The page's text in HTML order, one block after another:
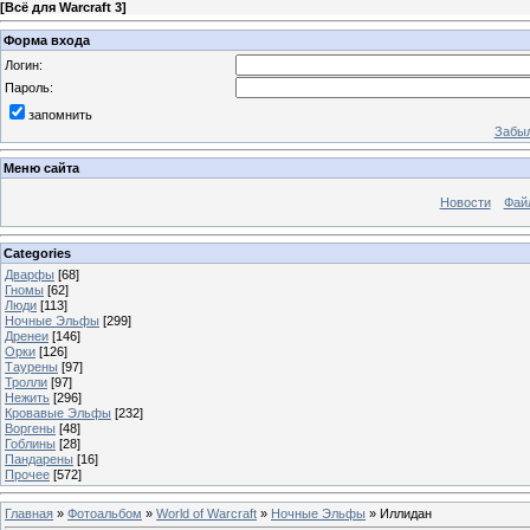
[Всё для Warcraft 3]
Форма входа
Логин:
Пароль:
запомнить
Меню сайта
Новости
Categories
Дварфы [68]
Гномы [62]
Люди [113]
Ночные Эльфы [299]
Дренеи [146]
Орки [126]
Таурены [97]
Тролли [97]
Нежить [296]
Кровавые Эльфы [232]
Воргены [48]
Гоблины [28]
Пандарены [16]
Прочее [572]
Главная » Фотоальбом » World of Warcraft » Ночные Эльфы » Иллидан